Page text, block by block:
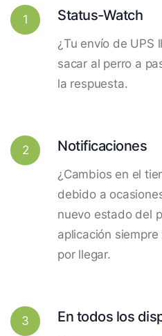
1 Status-Watch
¿Tu envío de UPS
sacar al perro a
la respuesta.
2 Notificaciones
¿Cambios en el
debido a
nuevo estado del
aplicación
por llegar.
3 En todos los